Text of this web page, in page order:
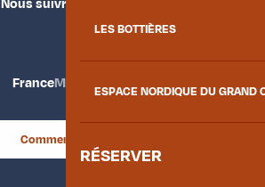
LES BOTTIÈRES
ESPACE NORDIQUE DU GRAND
RÉSERVER
Nous suivre
FranceMaurienne
Comment venir ?